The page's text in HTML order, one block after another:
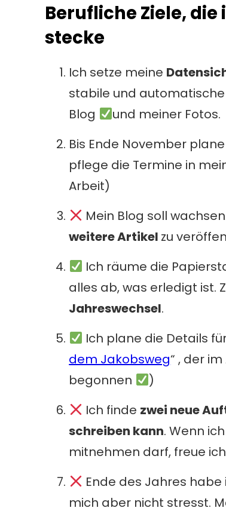
Berufliche Ziele,
stecke
Ich setze meine
stabile und
Blog
und meiner Fotos.
Bis Ende November
pflege die Termine in
Arbeit)
Mein Blog soll
weitere Artikel zu
Ich räume die
alles ab, was erledigt ist.
Jahreswechsel.
Ich plane die Details
dem Jakobsweg“ , der
begonnen
)
Ich finde zwei neue
schreiben kann. Wenn
mitnehmen darf, freue
Ende des Jahres habe
mich aber nicht stresst.